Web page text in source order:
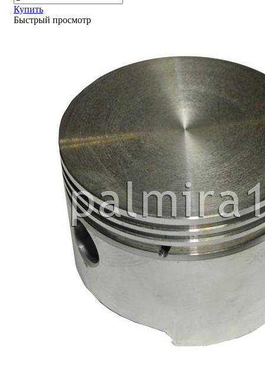
Купить
Быстрый просмотр